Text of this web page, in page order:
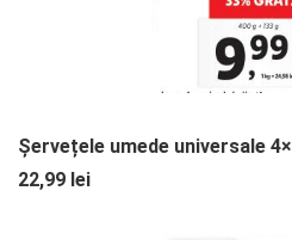
Șervețele umede universale
22,99 lei